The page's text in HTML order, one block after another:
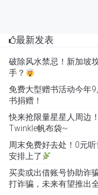
最新发表
破除风水禁忌！新加坡
手？
免费大型赠书活动今年
书捐赠！
快来抢限量星星人周边
Twinkle帆布袋~
周末免费好去处！0元
安排上了
买卖或出借账号协助诈
打诈骗，未来有望推出